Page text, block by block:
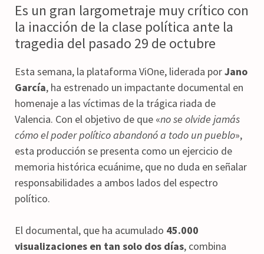
Es un gran largometraje muy crítico con
la inacción de la clase política ante la
tragedia del pasado 29 de octubre
Esta semana, la plataforma ViOne, liderada porJano
García, ha estrenado un impactante documental en
homenaje a las víctimas de la trágica riada de
Valencia. Con el objetivo de que «no se olvide jamás
cómo el poder político abandonó a todo un pueblo»,
esta producción se presenta como un ejercicio de
memoria histórica ecuánime, que no duda en señalar
responsabilidades a ambos lados del espectro
político.
El documental, que ha acumulado 45.000
visualizaciones en tan solo dos días, combina